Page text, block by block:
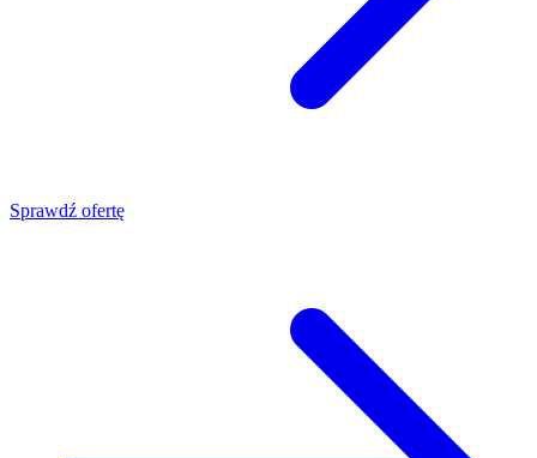
Sprawdź ofertę